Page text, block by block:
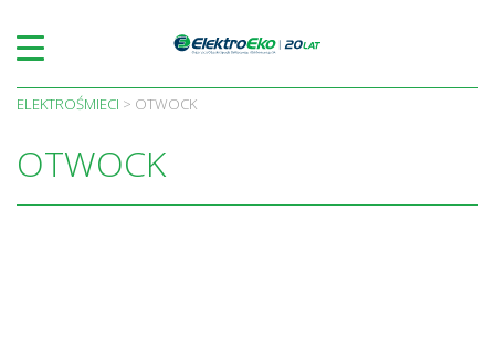
content
ELEKTROŚMIECI > OTWOCK
OTWOCK